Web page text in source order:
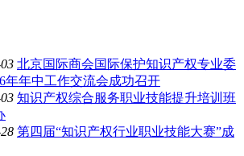
北京国际商会国际保护知识产权专业委
年年中工作交流会成功召开
知识产权综合服务职业技能提升培训班
第四届“知识产权行业职业技能大赛”成